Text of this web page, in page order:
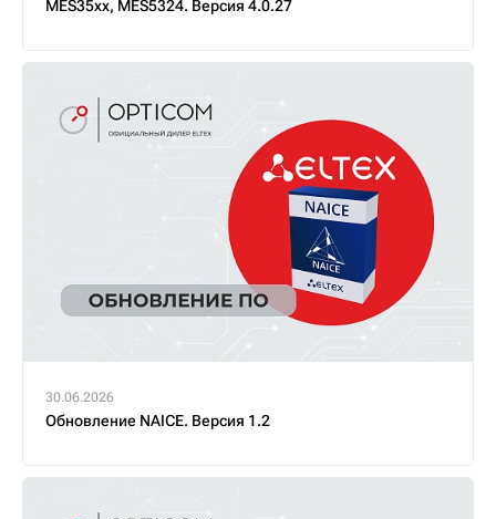
MES35xx, MES5324. Версия 4.0.27
30.06.2026
Обновление NAICE. Версия 1.2